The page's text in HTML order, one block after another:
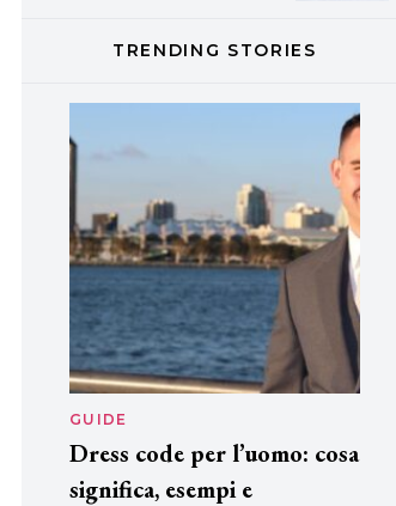
LABEL.M lancia la sua
DAVINES
cofanetti beauty preziosi
per un regalo adatto ad
ogni capello
TRENDING STORIES
GUIDE
Dress code per l’uomo: cosa
significa, esempi e